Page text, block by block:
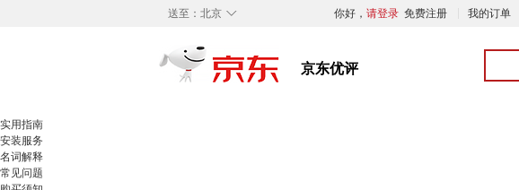
◇
送至： 北京 你好， 请登录 免费注册 我的订单
实用指南
安装服务
名词解释
常见问题